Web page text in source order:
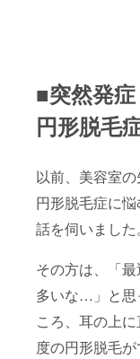
■突然発症
円形脱毛
以前、美容室の
円形脱毛症に
話を伺いました。
その方は、「
多いな…」と思
ころ、耳の上
度の円形脱毛